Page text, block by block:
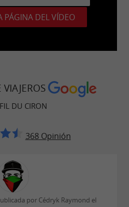
PÁGINA DEL VÍDEO
DU CIRON
368 Opinión
por Cédryk Raymond el